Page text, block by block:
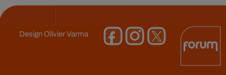
DesignOlivier Varma